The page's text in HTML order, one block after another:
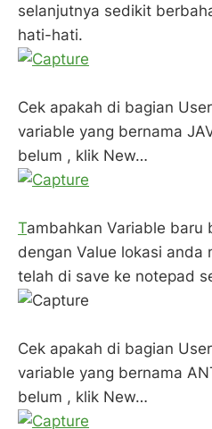
selanjutnya sedikit
hati-hati.
Cek apakah di bagian
variable yang bernama
belum , klik New…
Tambahkan Variable baru
dengan Value lokasi anda
telah di save ke notepad
Cek apakah di bagian
variable yang bernama
belum , klik New…